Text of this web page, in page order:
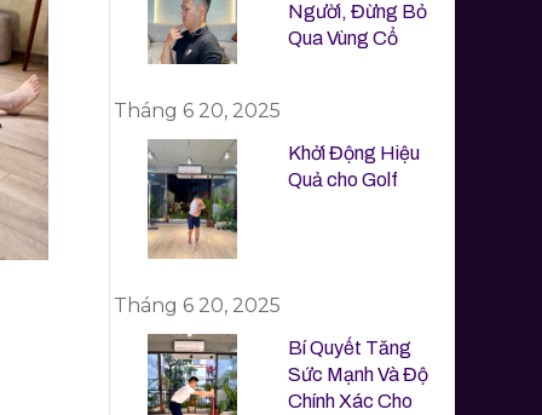
Người, Đừng Bỏ
Qua Vùng Cổ
Tháng 6 20, 2025
Khởi Động Hiệu
Quả cho Golf
Tháng 6 20, 2025
Bí Quyết Tăng
Sức Mạnh Và Độ
Chính Xác Cho